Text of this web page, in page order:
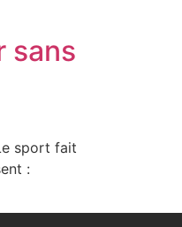
sans
sport fait
: